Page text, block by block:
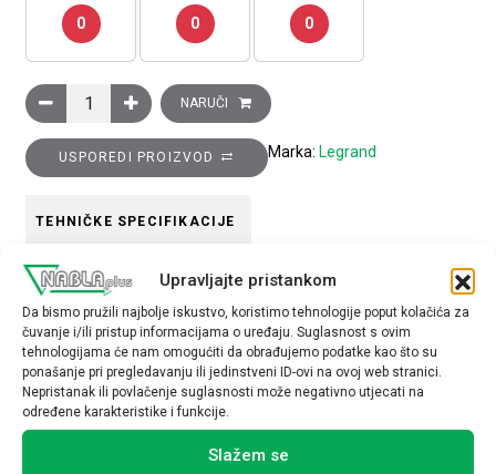
Upravljajte pristankom
Da bismo pružili najbolje iskustvo, koristimo tehnologije poput kolačića za
čuvanje i/ili pristup informacijama o uređaju. Suglasnost s ovim
tehnologijama će nam omogućiti da obrađujemo podatke kao što su
ponašanje pri pregledavanju ili jedinstveni ID-ovi na ovoj web stranici.
Nepristanak ili povlačenje suglasnosti može negativno utjecati na
određene karakteristike i funkcije.
Slažem se
0 0 0
EvoLine zidni komunikacijski ormar 12U, 626x600x450 mm
NARUČI
USPOREDI PROIZVOD Marka: Legrand
TEHNIČKE SPECIFIKACIJE
Način montaže
podžbukno
Povezani proizvodi